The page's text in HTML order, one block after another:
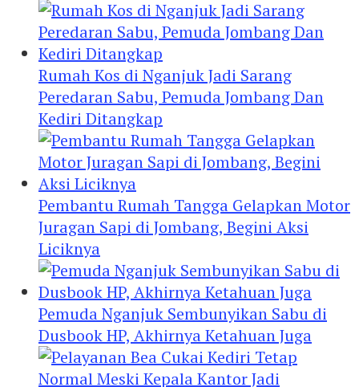
Rumah Kos di Nganjuk Jadi Sarang
Peredaran Sabu, Pemuda Jombang Dan
Kediri Ditangkap
Pembantu Rumah Tangga Gelapkan Motor
Juragan Sapi di Jombang, Begini Aksi
Liciknya
Pemuda Nganjuk Sembunyikan Sabu di
Dusbook HP, Akhirnya Ketahuan Juga